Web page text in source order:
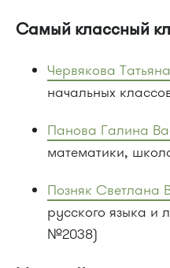
Самый классный
Червякова
начальных
Панова Галина
математики,
Позняк Светлана
русского языка и
№2038)